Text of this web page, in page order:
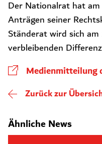
Der Nationalrat hat
Anträgen seiner
Ständerat wird sich
verbleibenden
Medienmitteilung
Zurück zur
Ähnliche News